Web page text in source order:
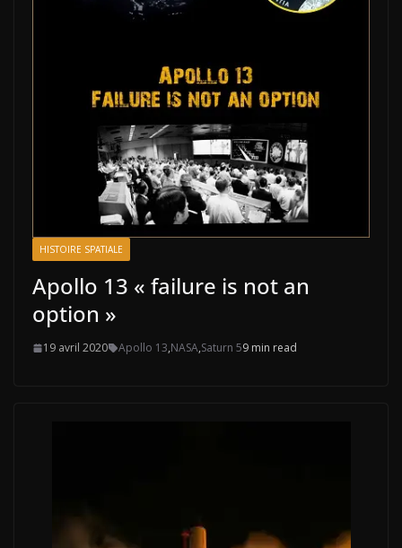
HISTOIRE SPATIALE
Apollo 13 « failure is not an
option »
19 avril 2020 Apollo 13,NASA,Saturn 59 min read